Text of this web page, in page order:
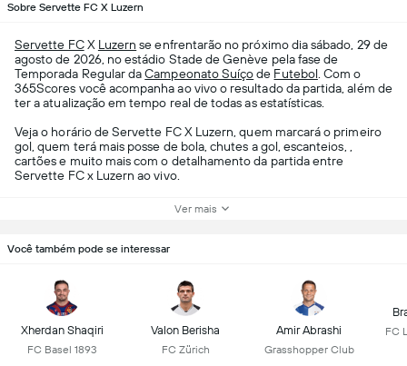
Sobre Servette FC X Luzern
Servette FCX Luzern se enfrentarão no próximo dia sábado, 29 de
agosto de 2026, no estádio Stade de Genève pela fase de
Temporada Regular daCampeonato Suíçode Futebol . Com o
365Scores você acompanha ao vivo o resultado da partida, além de
ter a atualização em tempo real de todas as estatísticas.
Veja o horário de Servette FC X Luzern, quem marcará o primeiro
gol, quem terá mais posse de bola, chutes a gol, escanteios, ,
cartões e muito mais com o detalhamento da partida entre
Servette FC x Luzern ao vivo.
Ver mais
Você também pode se interessar
Xherdan Shaqiri
FC Basel 1893
Valon Berisha
FC Zürich
Amir Abrashi
Grasshopper Club
FC